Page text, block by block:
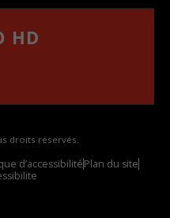
HD
droits réservés.
d’accessibilitéPlan du site